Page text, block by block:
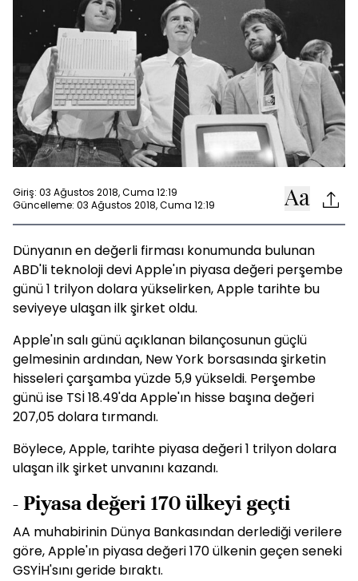
Giriş: 03 Ağustos 2018, Cuma 12:19
Güncelleme: 03 Ağustos 2018, Cuma 12:19
Dünyanın en değerli firması konumunda bulunan
ABD'li teknoloji devi Apple'ın piyasa değeri perşembe
günü 1 trilyon dolara yükselirken, Apple tarihte bu
seviyeye ulaşan ilk şirket oldu.
Apple'ın salı günü açıklanan bilançosunun güçlü
gelmesinin ardından, New York borsasında şirketin
hisseleri çarşamba yüzde 5,9 yükseldi. Perşembe
günü ise TSİ 18.49'da Apple'ın hisse başına değeri
207,05 dolara tırmandı.
Böylece, Apple, tarihte piyasa değeri 1 trilyon dolara
ulaşan ilk şirket unvanını kazandı.
- Piyasa değeri 170 ülkeyi geçti
AA muhabirinin Dünya Bankasından derlediği verilere
göre, Apple'ın piyasa değeri 170 ülkenin geçen seneki
GSYİH'sını geride bıraktı.